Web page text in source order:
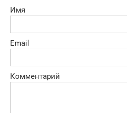
Имя
Email
Комментарий